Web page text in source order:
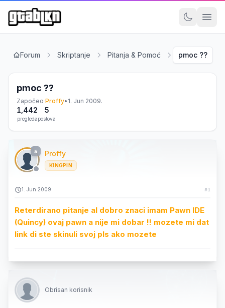
Forum Skriptanje Pitanja & Pomoć pmoc ??
pmoc ??
Započeo Proffy• 1. Jun 2009.
1,442
pregleda
5
postova
5 Proffy
KINGPIN
1. Jun 2009. #1
Reterdirano pitanje al dobro znaci imam Pawn IDE
(Quincy) ovaj pawn a nije mi dobar !! mozete mi dat
link di ste skinuli svoj pls ako mozete
Obrisan korisnik